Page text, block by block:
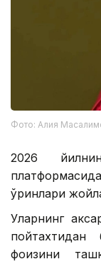
Фото: Алия
2026
ўринлари
Уларнинг
пойтахтидан
фоизини